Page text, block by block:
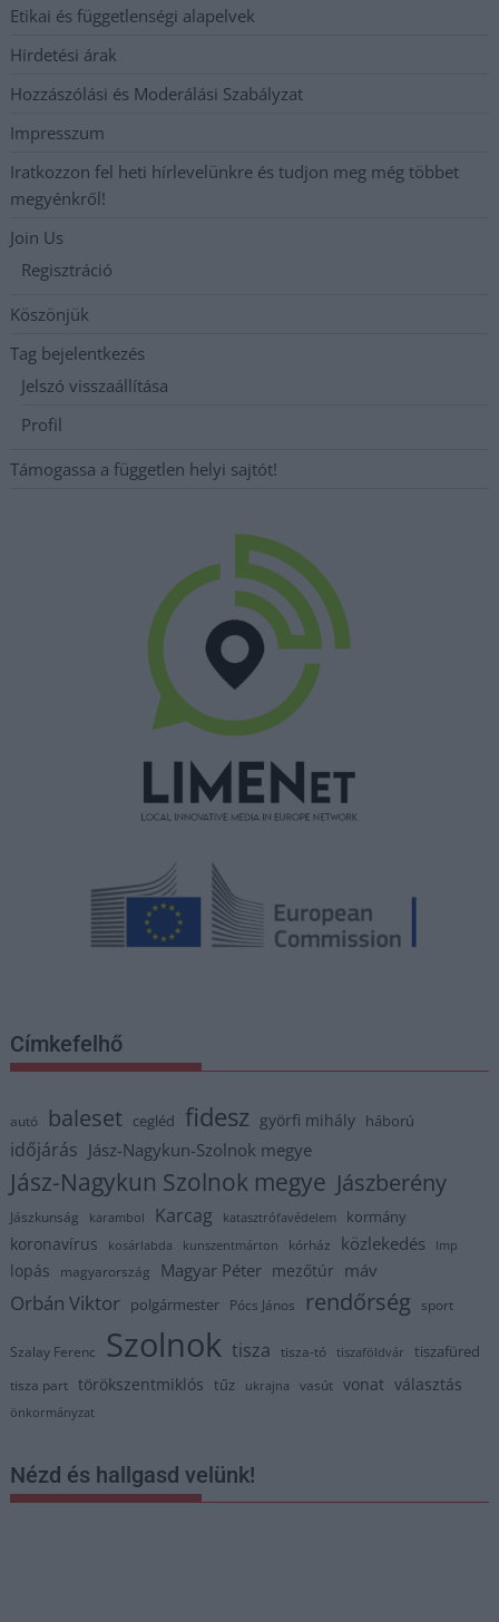
Etikai és függetlenségi alapelvek
Hirdetési árak
Hozzászólási és Moderálási Szabályzat
Impresszum
Iratkozzon fel heti hírlevelünkre és tudjon meg még többet
megyénkről!
Join Us
Regisztráció
Köszönjük
Tag bejelentkezés
Jelszó visszaállítása
Profil
Támogassa a független helyi sajtót!
Címkefelhő
autó baleset cegléd fidesz györfi mihály háború
időjárás Jász-Nagykun-Szolnok megye
Jász-Nagykun Szolnok megye Jászberény
Jászkunság karambol Karcag katasztrófavédelem kormány
koronavírus kosárlabda kunszentmárton kórház közlekedés lmp
lopás magyarország Magyar Péter mezőtúr máv
Orbán Viktor polgármester Pócs János rendőrség sport
Szalay Ferenc Szolnok tisza tisza-tó tiszaföldvár tiszafüred
tisza part törökszentmiklós tűz ukrajna vasút vonat választás
önkormányzat
Nézd és hallgasd velünk!